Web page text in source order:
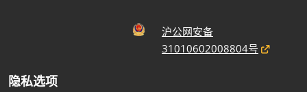
沪公网安备
31010602008804号
隐私选项